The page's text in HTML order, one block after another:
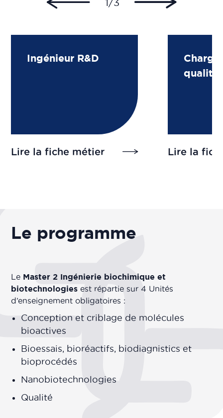
1/3
Ingénieur R&D
Lire la fiche métier
Chargé
qualité
Lire la
Le programme
Le Master 2 Ingénierie biochimique et
biotechnologies est répartie sur 4 Unités
d’enseignement obligatoires :
Conception et criblage de molécules
bioactives
Bioessais, bioréactifs, biodiagnistics et
bioprocédés
Nanobiotechnologies
Qualité